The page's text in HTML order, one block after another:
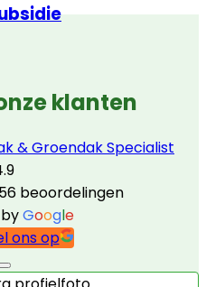
klanten
& Groendak Specialist
beoordelingen
Google
ons op